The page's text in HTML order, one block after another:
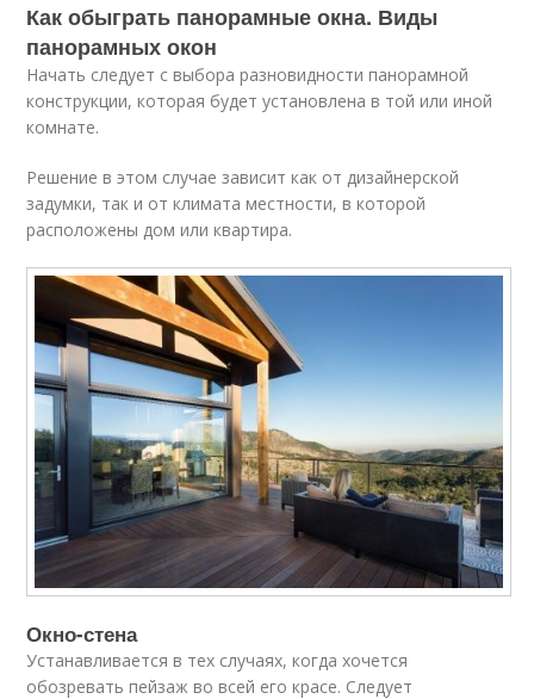
Как обыграть панорамные окна. Виды
панорамных окон
Начать следует с выбора разновидности панорамной
конструкции, которая будет установлена в той или иной
комнате.
Решение в этом случае зависит как от дизайнерской
задумки, так и от климата местности, в которой
расположены дом или квартира.
Окно-стена
Устанавливается в тех случаях, когда хочется
обозревать пейзаж во всей его красе. Следует